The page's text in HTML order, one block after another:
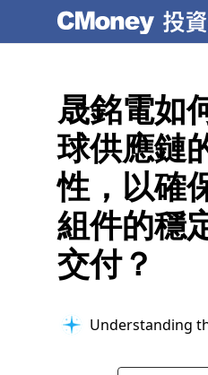
晟銘電如
球供應鏈
性，以確
組件的穩
交付？
Understanding